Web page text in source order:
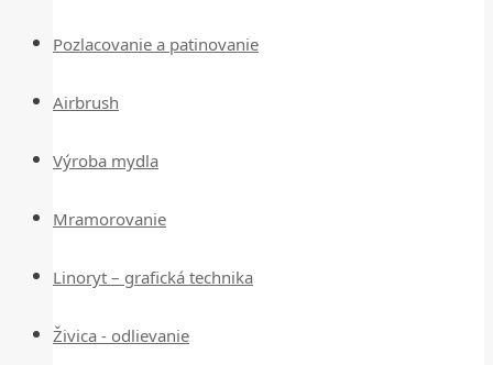
Pozlacovanie a patinovanie
Airbrush
Výroba mydla
Mramorovanie
Linoryt – grafická technika
Živica - odlievanie